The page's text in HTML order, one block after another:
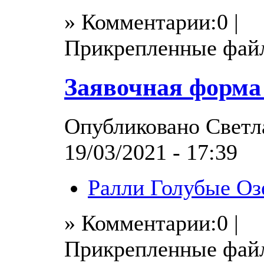
» Комментарии:0 |
Прикрепленные
Заявочная
Опубликовано
19/03/2021 - 17:39
Ралли Голубые
» Комментарии:0 |
Прикрепленные